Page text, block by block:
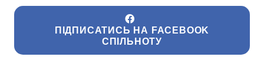
ПІДПИСАТИСЬ НА FACEBOOK
СПІЛЬНОТУ